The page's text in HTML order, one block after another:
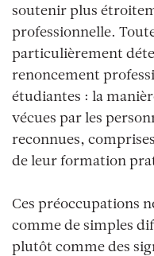
soutenir plus
professionnelle.
particulièrement
renoncement
étudiantes : la
vécues par les
reconnues,
de leur formation
Ces préoccupations
comme de simples
plutôt comme des